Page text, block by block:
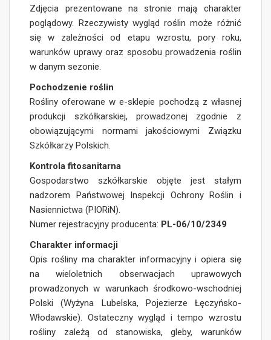
Zdjęcia prezentowane na stronie mają charakter
poglądowy. Rzeczywisty wygląd roślin może różnić
się w zależności od etapu wzrostu, pory roku,
warunków uprawy oraz sposobu prowadzenia roślin
w danym sezonie.
Pochodzenie roślin
Rośliny oferowane w e-sklepie pochodzą z własnej
produkcji szkółkarskiej, prowadzonej zgodnie z
obowiązującymi normami jakościowymi Związku
Szkółkarzy Polskich.
Kontrola fitosanitarna
Gospodarstwo szkółkarskie objęte jest stałym
nadzorem Państwowej Inspekcji Ochrony Roślin i
Nasiennictwa (PIORiN).
Numer rejestracyjny producenta: PL-06/10/2349
Charakter informacji
Opis rośliny ma charakter informacyjny i opiera się
na wieloletnich obserwacjach uprawowych
prowadzonych w warunkach środkowo-wschodniej
Polski (Wyżyna Lubelska, Pojezierze Łęczyńsko-
Włodawskie). Ostateczny wygląd i tempo wzrostu
rośliny zależą od stanowiska, gleby, warunków